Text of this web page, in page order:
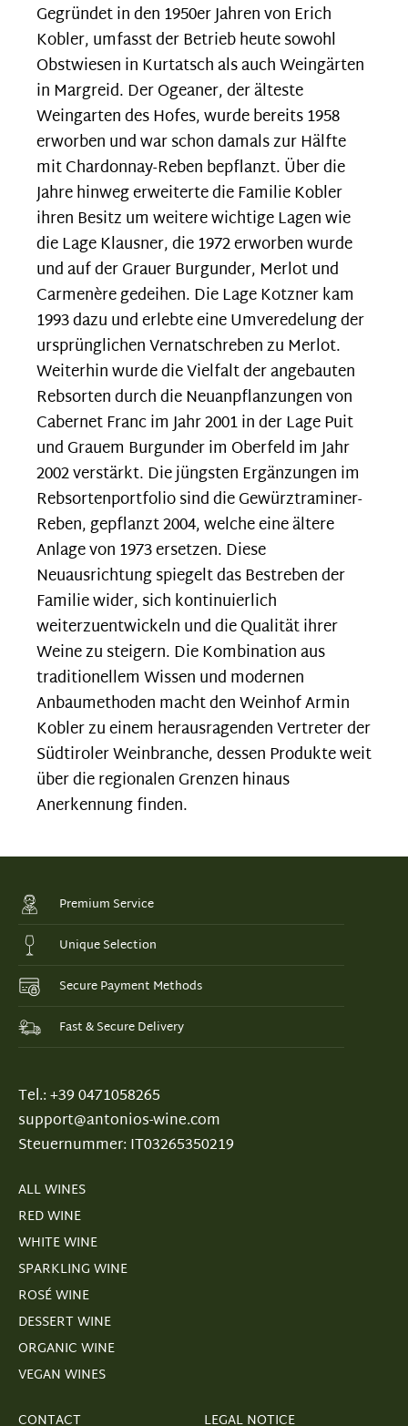
Gegründet in den 1950er Jahren von Erich
Kobler, umfasst der Betrieb heute sowohl
Obstwiesen in Kurtatsch als auch Weingärten
in Margreid. Der Ogeaner, der älteste
Weingarten des Hofes, wurde bereits 1958
erworben und war schon damals zur Hälfte
mit Chardonnay-Reben bepflanzt. Über die
Jahre hinweg erweiterte die Familie Kobler
ihren Besitz um weitere wichtige Lagen wie
die Lage Klausner, die 1972 erworben wurde
und auf der Grauer Burgunder, Merlot und
Carmenère gedeihen. Die Lage Kotzner kam
1993 dazu und erlebte eine Umveredelung der
ursprünglichen Vernatschreben zu Merlot.
Weiterhin wurde die Vielfalt der angebauten
Rebsorten durch die Neuanpflanzungen von
Cabernet Franc im Jahr 2001 in der Lage Puit
und Grauem Burgunder im Oberfeld im Jahr
2002 verstärkt. Die jüngsten Ergänzungen im
Rebsortenportfolio sind die Gewürztraminer-
Reben, gepflanzt 2004, welche eine ältere
Anlage von 1973 ersetzen. Diese
Neuausrichtung spiegelt das Bestreben der
Familie wider, sich kontinuierlich
weiterzuentwickeln und die Qualität ihrer
Weine zu steigern. Die Kombination aus
traditionellem Wissen und modernen
Anbaumethoden macht den Weinhof Armin
Kobler zu einem herausragenden Vertreter der
Südtiroler Weinbranche, dessen Produkte weit
über die regionalen Grenzen hinaus
Anerkennung finden.
Premium Service
Unique Selection
Secure Payment Methods
Fast & Secure Delivery
Tel.: +39 0471058265
support@antonios-wine.com
Steuernummer: IT03265350219
ALL WINES
RED WINE
WHITE WINE
SPARKLING WINE
ROSÉ WINE
DESSERT WINE
ORGANIC WINE
VEGAN WINES
CONTACT
LEGAL NOTICE